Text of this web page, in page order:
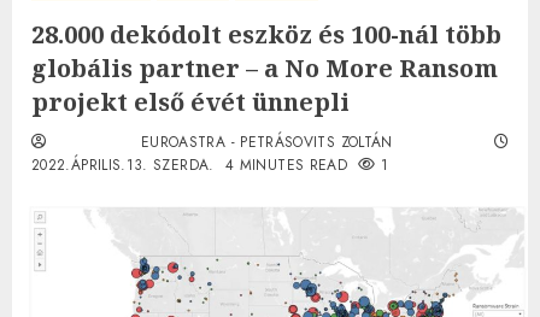
28.000 dekódolt eszköz és 100-nál több
globális partner – a No More Ransom
projekt első évét ünnepli
EUROASTRA - PETRÁSOVITS ZOLTÁN
2022.ÁPRILIS.13. SZERDA.
4 MINUTES READ 1